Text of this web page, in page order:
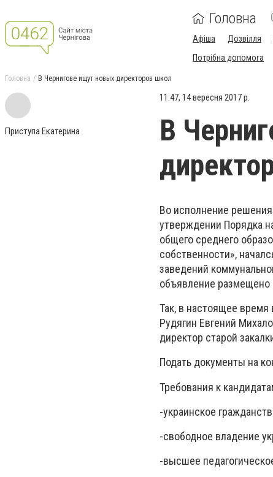
Головна
Афіша Дозвілля
Потрібна допомога
Головна В Чернигове ищут новых директоров школ
Приступа Екатерина
11:47, 14 вересня 2017 р.
В
Во исполнение решения
утверждении Порядка
общего среднего
собственности»,
заведений
объявление размещено
Так, в настоящее
Рудягин Евгений
директор старой
Подать документы на
Требования к
-украинское
-свободное владение
-высшее